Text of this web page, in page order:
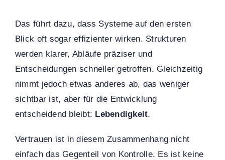
Das führt dazu, dass Systeme auf den ersten
Blick oft sogar effizienter wirken. Strukturen
werden klarer, Abläufe präziser und
Entscheidungen schneller getroffen. Gleichzeitig
nimmt jedoch etwas anderes ab, das weniger
sichtbar ist, aber für die Entwicklung
entscheidend bleibt: Lebendigkeit.
Vertrauen ist in diesem Zusammenhang nicht
einfach das Gegenteil von Kontrolle. Es ist keine